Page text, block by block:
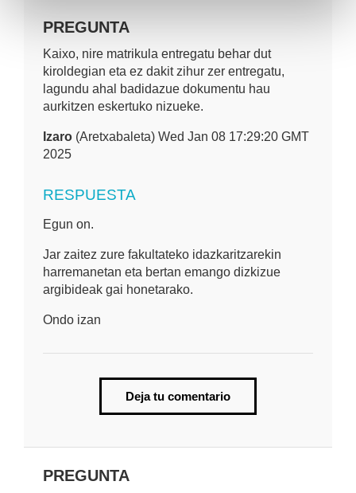
PREGUNTA
Kaixo, nire matrikula entregatu behar dut
kiroldegian eta ez dakit zihur zer entregatu,
lagundu ahal badidazue dokumentu hau
aurkitzen eskertuko nizueke.
Izaro (Aretxabaleta) Wed Jan 08 17:29:20 GMT
2025
RESPUESTA
Egun on.
Jar zaitez zure fakultateko idazkaritzarekin
harremanetan eta bertan emango dizkizue
argibideak gai honetarako.
Ondo izan
Deja tu comentario
PREGUNTA